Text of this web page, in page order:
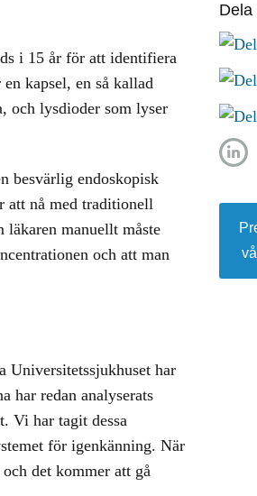
i 15 år för att identifiera
kapsel, en så kallad
och lysdioder som lyser
besvärlig endoskopisk
att nå med traditionell
läkaren manuellt måste
och att man
Universitetssjukhuset har
har redan analyserats
Vi har tagit dessa
för igenkänning. När
det kommer att gå
Dela